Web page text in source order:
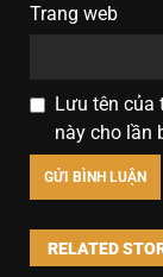
Trang web
Lưu tên của
này cho lần
RELATED